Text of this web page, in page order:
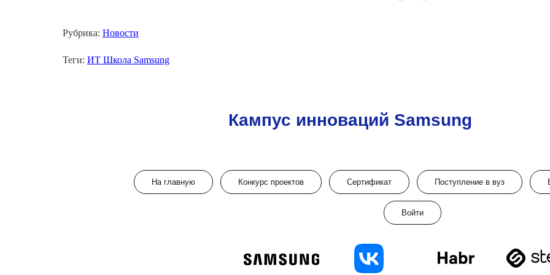
Рубрика: Новости
Теги: ИТ Школа Samsung
Кампус инноваций Samsung
На главную Конкурс проектов Сертификат Поступление в вуз
Войти